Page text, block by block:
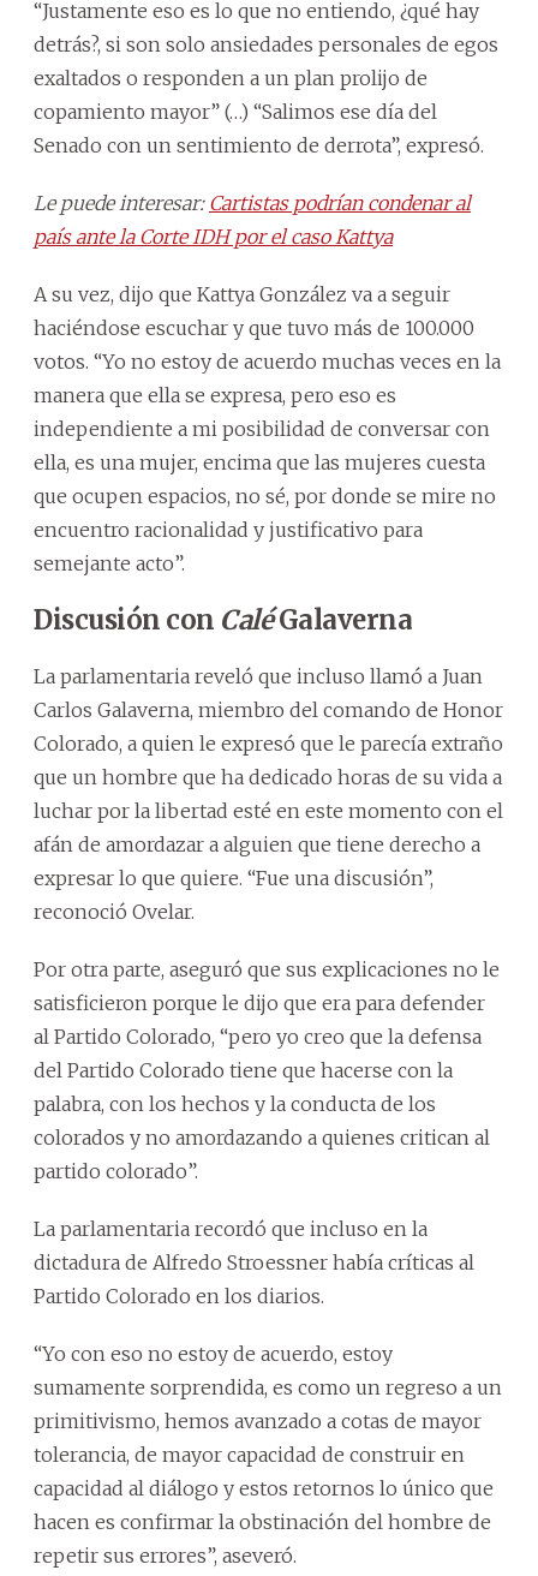
“Justamente eso es lo que no entiendo, ¿qué hay
detrás?, si son solo ansiedades personales de egos
exaltados o responden a un plan prolijo de
copamiento mayor” (…) “Salimos ese día del
Senado con un sentimiento de derrota”, expresó.
Le puede interesar: Cartistas podrían condenar al
país ante la Corte IDH por el caso Kattya
A su vez, dijo que Kattya González va a seguir
haciéndose escuchar y que tuvo más de 100.000
votos. “Yo no estoy de acuerdo muchas veces en la
manera que ella se expresa, pero eso es
independiente a mi posibilidad de conversar con
ella, es una mujer, encima que las mujeres cuesta
que ocupen espacios, no sé, por donde se mire no
encuentro racionalidad y justificativo para
semejante acto”.
Discusión con CaléGalaverna
La parlamentaria reveló que incluso llamó a Juan
Carlos Galaverna, miembro del comando de Honor
Colorado, a quien le expresó que le parecía extraño
que un hombre que ha dedicado horas de su vida a
luchar por la libertad esté en este momento con el
afán de amordazar a alguien que tiene derecho a
expresar lo que quiere. “Fue una discusión”,
reconoció Ovelar.
Por otra parte, aseguró que sus explicaciones no le
satisficieron porque le dijo que era para defender
al Partido Colorado, “pero yo creo que la defensa
del Partido Colorado tiene que hacerse con la
palabra, con los hechos y la conducta de los
colorados y no amordazando a quienes critican al
partido colorado”.
La parlamentaria recordó que incluso en la
dictadura de Alfredo Stroessner había críticas al
Partido Colorado en los diarios.
“Yo con eso no estoy de acuerdo, estoy
sumamente sorprendida, es como un regreso a un
primitivismo, hemos avanzado a cotas de mayor
tolerancia, de mayor capacidad de construir en
capacidad al diálogo y estos retornos lo único que
hacen es confirmar la obstinación del hombre de
repetir sus errores”, aseveró.